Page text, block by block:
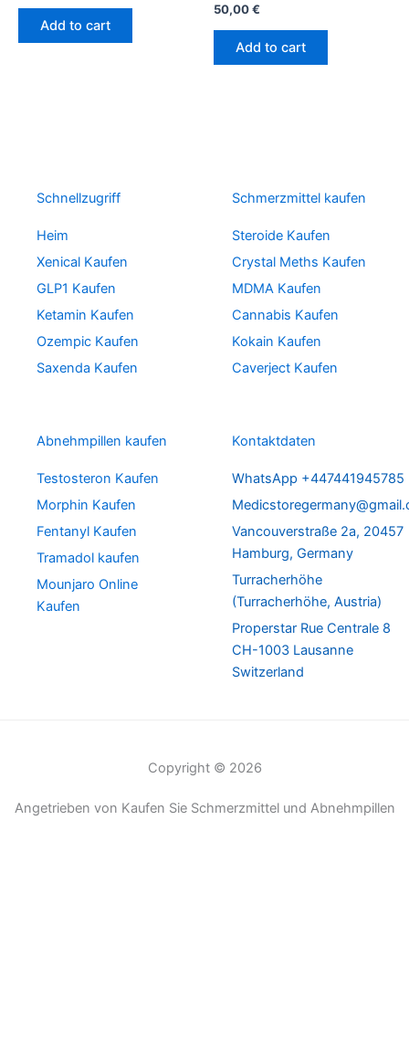
Add to cart
50,00€
Add to cart
Schnellzugriff
Heim
Xenical Kaufen
GLP1 Kaufen
Ketamin Kaufen
Ozempic Kaufen
Saxenda Kaufen
Schmerzmittel kaufen
Steroide Kaufen
Crystal Meths Kaufen
MDMA Kaufen
Cannabis Kaufen
Kokain Kaufen
Caverject Kaufen
Abnehmpillen kaufen
Testosteron Kaufen
Morphin Kaufen
Fentanyl Kaufen
Tramadol kaufen
Mounjaro Online
Kaufen
Kontaktdaten
WhatsApp +447441945785
Vancouverstraße 2a, 20457
Hamburg, Germany
Turracherhöhe
(Turracherhöhe, Austria)
Properstar Rue Centrale 8
CH-1003 Lausanne
Switzerland
Copyright © 2026
Angetrieben von Kaufen Sie Schmerzmittel und Abnehmpillen